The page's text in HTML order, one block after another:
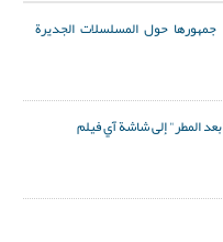
حول المسلسلات الجديرة
المطر" إلى شاشة آي فيلم